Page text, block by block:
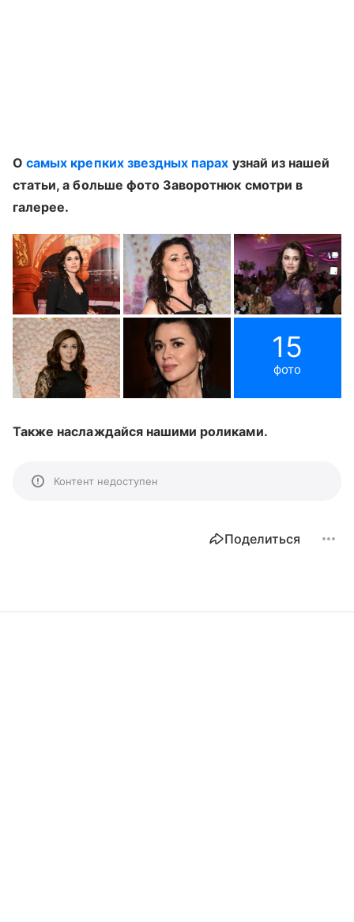
Осамых крепких звездных парах узнай из нашей
статьи, а больше фото Заворотнюк смотри в
галерее.
15
фото
Также наслаждайся нашими роликами.
Контент недоступен
Поделиться